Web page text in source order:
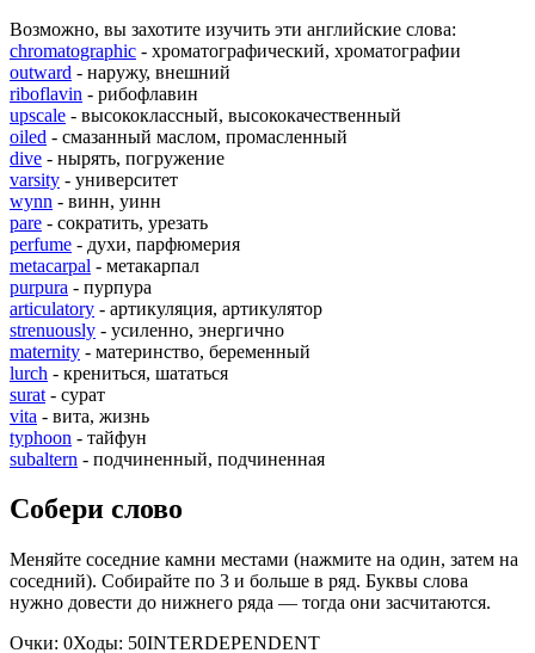
Возможно, вы захотите изучить эти английские слова:
chromatographic - хроматографический, хроматографии
outward - наружу, внешний
riboflavin - рибофлавин
upscale - высококлассный, высококачественный
oiled - смазанный маслом, промасленный
dive - нырять, погружение
varsity - университет
wynn - винн, уинн
pare - сократить, урезать
perfume - духи, парфюмерия
metacarpal - метакарпал
purpura - пурпура
articulatory - артикуляция, артикулятор
strenuously - усиленно, энергично
maternity - материнство, беременный
lurch - крениться, шататься
surat - сурат
vita - вита, жизнь
typhoon - тайфун
subaltern - подчиненный, подчиненная
Собери слово
Меняйте соседние камни местами (нажмите на один, затем на
соседний). Собирайте по 3 и больше в ряд. Буквы слова
нужно довести до нижнего ряда — тогда они засчитаются.
Очки: 0Ходы: 50INTERDEPENDENT